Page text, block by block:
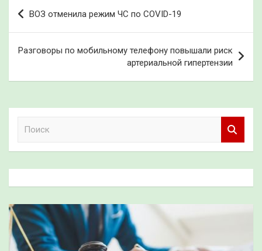
Навигация
по
записям
ВОЗ отменила режим ЧС по COVID-19
Разговоры по мобильному телефону повышали риск
артериальной гипертензии
к